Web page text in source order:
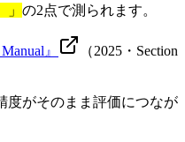
の2点で測られます。
』
（2025・Section
度がそのまま評価につなが